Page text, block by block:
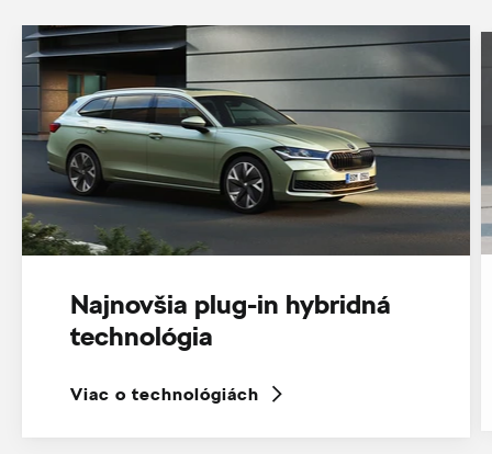
Najnovšia plug-in hybridná
technológia
Viac o technológiách